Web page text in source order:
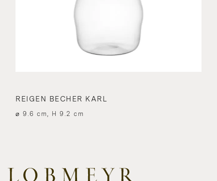
REIGEN BECHER KARL
⌀ 9.6 cm, H 9.2 cm